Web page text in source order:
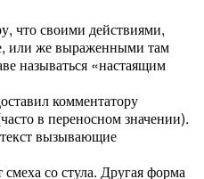
что своими действиями,
или же выраженными там
называться «настаящим
комментатору
в переносном значении).
вызывающие
со стула. Другая форма